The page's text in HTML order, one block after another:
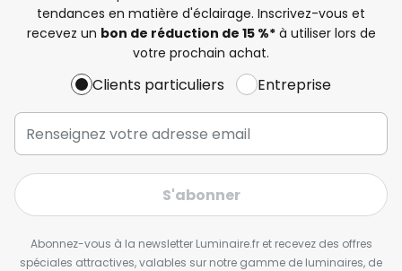
tendances en matière d'éclairage. Inscrivez-vous et
recevez un bon de réduction de 15 %*à utiliser lors de
votre prochain achat.
Clients particuliers Entreprise
S'abonner
Abonnez-vous à la newsletter Luminaire.fr et recevez des offres
spéciales attractives, valables sur notre gamme de luminaires, de